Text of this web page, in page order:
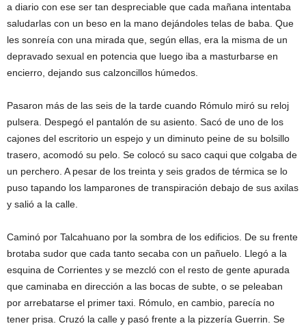
a diario con ese ser tan despreciable que cada mañana intentaba
saludarlas con un beso en la mano dejándoles telas de baba. Que
les sonreía con una mirada que, según ellas, era la misma de un
depravado sexual en potencia que luego iba a masturbarse en
encierro, dejando sus calzoncillos húmedos.
Pasaron más de las seis de la tarde cuando Rómulo miró su reloj
pulsera. Despegó el pantalón de su asiento. Sacó de uno de los
cajones del escritorio un espejo y un diminuto peine de su bolsillo
trasero, acomodó su pelo. Se colocó su saco caqui que colgaba de
un perchero. A pesar de los treinta y seis grados de térmica se lo
puso tapando los lamparones de transpiración debajo de sus axilas
y salió a la calle.
Caminó por Talcahuano por la sombra de los edificios. De su frente
brotaba sudor que cada tanto secaba con un pañuelo. Llegó a la
esquina de Corrientes y se mezcló con el resto de gente apurada
que caminaba en dirección a las bocas de subte, o se peleaban
por arrebatarse el primer taxi. Rómulo, en cambio, parecía no
tener prisa. Cruzó la calle y pasó frente a la pizzería Guerrin. Se